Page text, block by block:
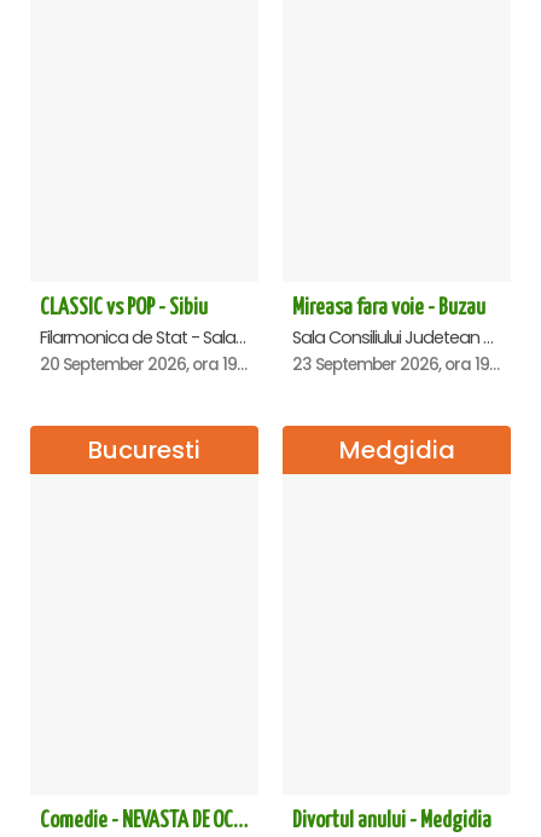
CLASSIC vs POP - Sibiu
Filarmonica de Stat - Sala Thalia, Sibiu
20 September 2026, ora 19:00
Mireasa fara voie - Buzau
Sala Consiliului Judetean Buzau, Buzau
23 September 2026, ora 19:29
Bucuresti
Comedie - NEVASTA DE OCAZIE !!!
Medgidia
Divortul anului - Medgidia